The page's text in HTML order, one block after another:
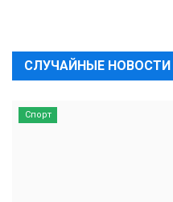
СЛУЧАЙНЫЕ НОВОСТИ
Спорт